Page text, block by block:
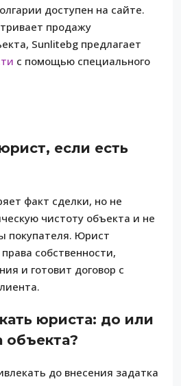
доступен на сайте.
продажу
Sunlitebg предлагает
с помощью специального
если есть
факт сделки, но не
чистоту объекта и не
покупателя. Юрист
собственности,
и готовит договор с
юриста: до или
объекта?
до внесения задатка